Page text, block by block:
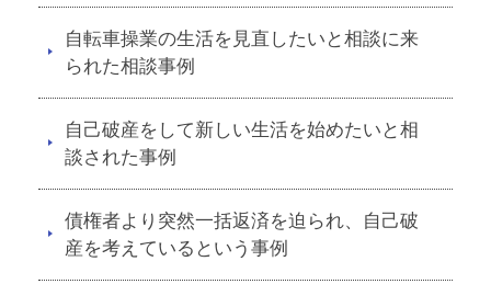
自転車操業の生活を見直したいと相談に来
られた相談事例
自己破産をして新しい生活を始めたいと相
談された事例
債権者より突然一括返済を迫られ、自己破
産を考えているという事例